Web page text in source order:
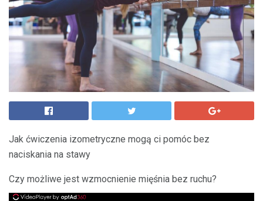
Jak ćwiczenia izometryczne mogą ci pomóc bez
naciskania na stawy
Czy możliwe jest wzmocnienie mięśnia bez ruchu?